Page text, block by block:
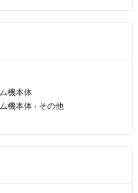
機本体
機本体 › その他